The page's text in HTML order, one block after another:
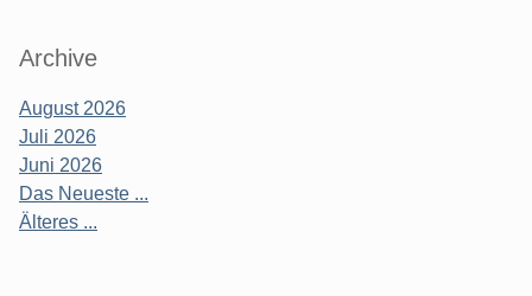
Archive
August 2026
Juli 2026
Juni 2026
Das Neueste ...
Älteres ...